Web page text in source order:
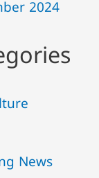
2024
News